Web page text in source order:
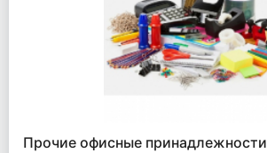
Прочие офисные принадлежности